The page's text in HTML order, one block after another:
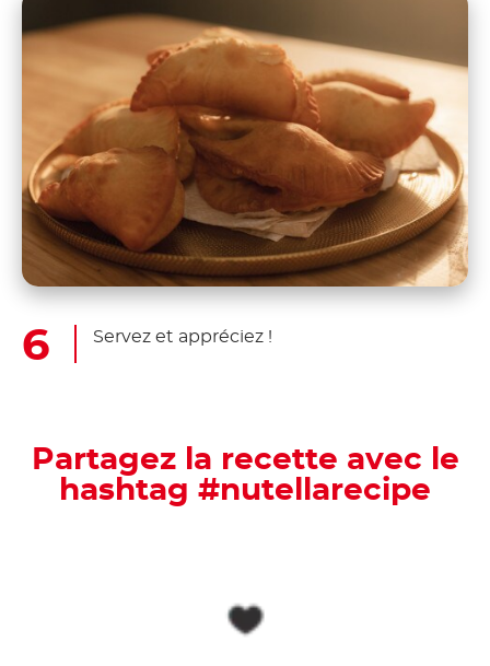
Servez et appréciez !
Partagez la recette avec le
hashtag #nutellarecipe